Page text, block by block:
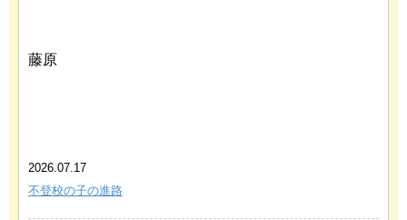
藤原
2026.07.17
不登校の子の進路